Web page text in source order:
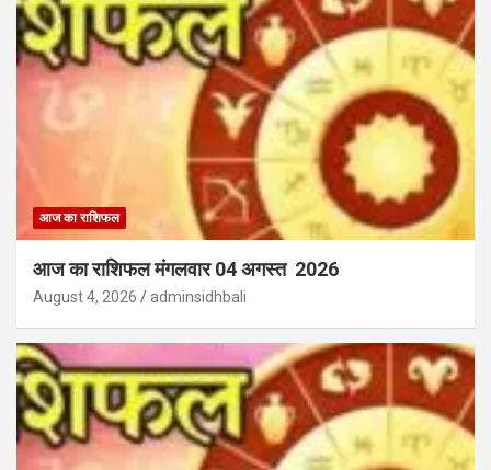
आज का राशिफल
आज का राशिफल मंगलवार 04 अगस्त 2026
August 4, 2026 adminsidhbali